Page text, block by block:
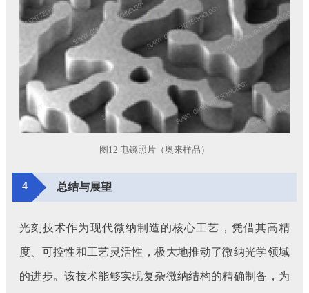
图12 电镜照片（奥来样品）
4 总结与展望
光刻技术作为现代微纳制造的核心工艺，凭借其高精
度、可控性和工艺灵活性，极大地推动了微纳光学领域
的进步。该技术能够实现复杂微纳结构的精确制备，为